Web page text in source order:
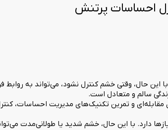
احساسات پرتنش
حال، وقتی خشم کنترل نشود، می‌تواند به
سالم و متعادل است.
و تمرین تکنیک‌های مدیریت احساسات،
دارد. با این حال، خشم شدید یا طولانی‌مدت
یادگیری
و ترس
خانواده
غیرحضوری